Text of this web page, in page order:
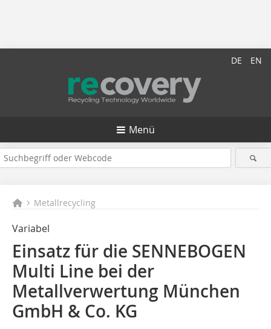
DE EN
Menü
Metallrecycling
Variabel
Einsatz für die SENNEBOGEN
Multi Line bei der
Metallverwertung München
GmbH & Co. KG